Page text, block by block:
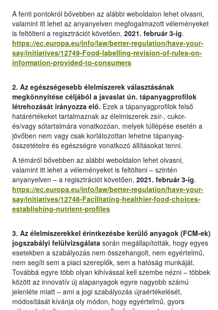
A fenti pontokról bővebben az alábbi weboldalon lehet olvasni,
valamint itt lehet az anyanyelven megfogalmazott véleményeket
is feltölteni a regisztrációt követően, 2021. február 3-ig.
https://ec.europa.eu/info/law/better-regulation/have-your-
say/initiatives/12749-Food-labelling-revision-of-rules-on-
information-provided-to-consumers
2. Az egészségesebb élelmiszerek választásának
megkönnyítése céljából a javaslat ún. tápanyagprofilok
létrehozását irányozza elő. Ezek a tápanyagprofilok felső
határértékeket tartalmaznak az élelmiszerek zsír-, cukor-
és/vagy sótartalmára vonatkozóan, melyek túllépése esetén a
jövőben nem vagy csak korlátozottan lehetne tápanyag-
összetételre és egészségre vonatkozó állításokat tenni.
A témáról bővebben az alábbi weboldalon lehet olvasni,
valamint itt lehet a véleményeket is feltölteni – szintén
anyanyelven – a regisztrációt követően, 2021. február 3-ig.
https://ec.europa.eu/info/law/better-regulation/have-your-
say/initiatives/12748-Facilitating-healthier-food-choices-
establishing-nutrient-profiles
3. Az élelmiszerekkel érintkezésbe kerülő anyagok (FCM-ek)
jogszabályi felülvizsgálata során megállapították, hogy egyes
esetekben a szabályozás nem összehangolt, nem egyértelmű,
nem segíti sem a piaci szereplők, sem a hatóság munkáját.
Továbbá egyre több olyan kihívással kell szembe nézni – többek
között az innovatív új alapanyagok egyre nagyobb számú
jelenléte miatt – ami a jogi szabályozás újraértékelését,
módosítását kívánja oly módon, hogy egyértelmű, gyors